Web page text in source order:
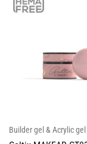
Builder gel & Acrylic gel